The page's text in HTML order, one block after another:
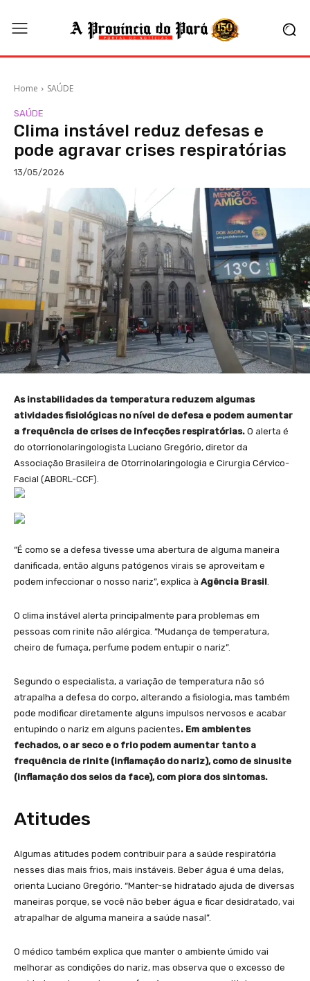
Home SAÚDE
SAÚDE
Clima instável reduz defesas e
pode agravar crises respiratórias
13/05/2026
As instabilidades da temperatura reduzem algumas
atividades fisiológicas no nível de defesa e podem aumentar
a frequência de crises de infecções respiratórias. O alerta é
do otorrionolaringologista Luciano Gregório, diretor da
Associação Brasileira de Otorrinolaringologia e Cirurgia Cérvico-
Facial (ABORL-CCF).
“É como se a defesa tivesse uma abertura de alguma maneira
danificada, então alguns patógenos virais se aproveitam e
podem infeccionar o nosso nariz”, explica à Agência Brasil
O clima instável alerta principalmente para problemas em
pessoas com rinite não alérgica. “Mudança de temperatura,
cheiro de fumaça, perfume podem entupir o nariz”.
Segundo o especialista, a variação de temperatura não só
atrapalha a defesa do corpo, alterando a fisiologia, mas também
pode modificar diretamente alguns impulsos nervosos e acabar
entupindo o nariz em alguns pacientes. Em ambientes
fechados, o ar seco e o frio podem aumentar tanto a
frequência de rinite (inflamação do nariz), como de sinusite
(inflamação dos seios da face), com piora dos sintomas.
Atitudes
Algumas atitudes podem contribuir para a saúde respiratória
nesses dias mais frios, mais instáveis. Beber água é uma delas,
orienta Luciano Gregório. “Manter-se hidratado ajuda de diversas
maneiras porque, se você não beber água e ficar desidratado, vai
atrapalhar de alguma maneira a saúde nasal”.
O médico também explica que manter o ambiente úmido vai
melhorar as condições do nariz, mas observa que o excesso de